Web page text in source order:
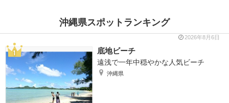
沖縄県スポットランキング
2026年8月6日
底地ビーチ
遠浅で一年中穏やかな人気ビーチ
沖縄県